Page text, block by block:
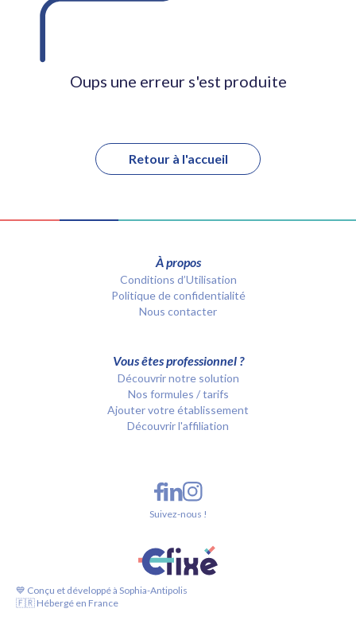
Oups une erreur s'est produite
Retour à l'accueil
À propos
Conditions d’Utilisation
Politique de confidentialité
Nous contacter
Vous êtes professionnel ?
Découvrir notre solution
Nos formules / tarifs
Ajouter votre établissement
Découvrir l'affiliation
💙 Conçu et développé à Sophia-Antipolis
🇫🇷 Hébergé en France
Suivez-nous !